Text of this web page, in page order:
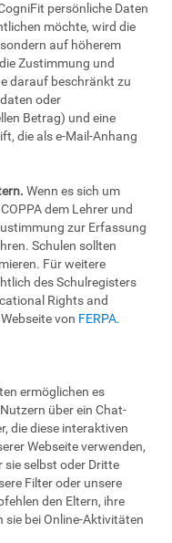
persönliche Daten
möchte, wird die
auf höherem
Zustimmung und
darauf beschränkt zu
oder
Betrag) und eine
die als e-Mail-Anhang
Wenn es sich um
dem Lehrer und
zur Erfassung
Schulen sollten
Für weitere
des Schulregisters
Rights and
von FERPA.
ermöglichen es
über ein Chat-
die diese interaktiven
Webseite verwenden,
sie selbst oder Dritte
Filter oder unsere
den Eltern, ihre
bei Online-Aktivitäten